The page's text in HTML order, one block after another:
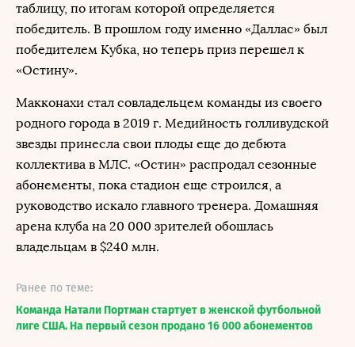
таблицу, по итогам которой определяется
победитель. В прошлом году именно «Даллас» был
победителем Кубка, но теперь приз перешел к
«Остину».
Макконахи стал совладельцем команды из своего
родного города в 2019 г. Медийность голливудской
звезды принесла свои плоды еще до дебюта
коллектива в МЛС. «Остин» распродал сезонные
абонементы, пока стадион еще строился, а
руководство искало главного тренера. Домашняя
арена клуба на 20 000 зрителей обошлась
владельцам в $240 млн.
Ранее по теме:
Команда Натали Портман стартует в женской футбольной
лиге США. На первый сезон продано 16 000 абонементов